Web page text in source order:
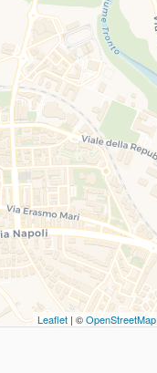
Leaflet | ©OpenStreetMap